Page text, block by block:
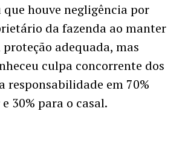
houve negligência por
da fazenda ao manter
adequada, mas
culpa concorrente dos
responsabilidade em 70%
30% para o casal.